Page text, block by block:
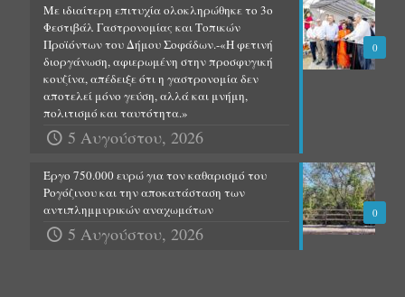
0
Με ιδιαίτερη επιτυχία ολοκληρώθηκε το 3ο
Φεστιβάλ Γαστρονομίας και Τοπικών
Προϊόντων του Δήμου Σοφάδων.-«Η φετινή
διοργάνωση, αφιερωμένη στην προσφυγική
κουζίνα, απέδειξε ότι η γαστρονομία δεν
αποτελεί μόνο γεύση, αλλά και μνήμη,
πολιτισμό και ταυτότητα.»
5 Αυγούστου, 2026
0
Έργο 750.000 ευρώ για τον καθαρισμό του
Ρογόζινου και την αποκατάσταση των
αντιπλημμυρικών αναχωμάτων
5 Αυγούστου, 2026